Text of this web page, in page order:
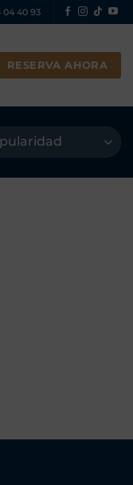
04 40 93
RESERVA AHORA